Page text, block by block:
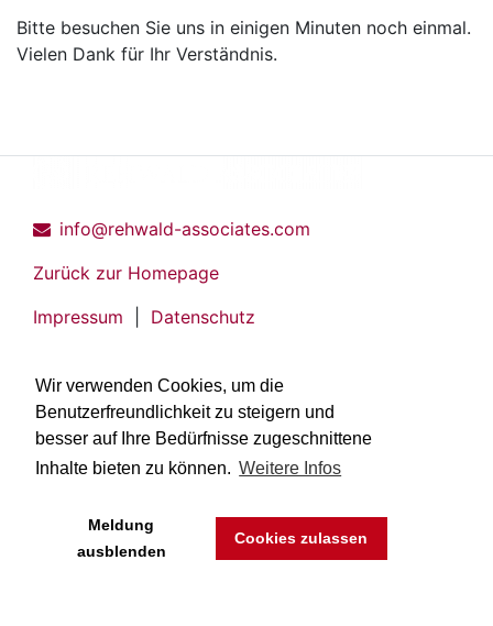
Wir verwenden Cookies, um die
Benutzerfreundlichkeit zu steigern und
besser auf Ihre Bedürfnisse zugeschnittene
Inhalte bieten zu können. Weitere Infos
Meldung
ausblenden
Cookies zulassen
Bitte besuchen Sie uns in einigen Minuten noch einmal.
Vielen Dank für Ihr Verständnis.
info@rehwald-associates.com
Zurück zur Homepage
Impressum
Datenschutz